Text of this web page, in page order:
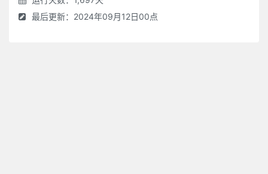
最后更新：2024年09月12日00点